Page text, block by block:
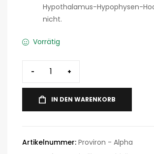
Hypothalamus-Hypophysen-
nicht.
Vorrätig
- +
IN DEN WARENKORB
Artikelnummer: Proviron - Alpha